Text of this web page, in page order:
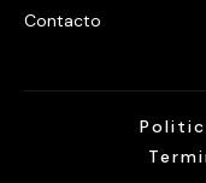
Contacto